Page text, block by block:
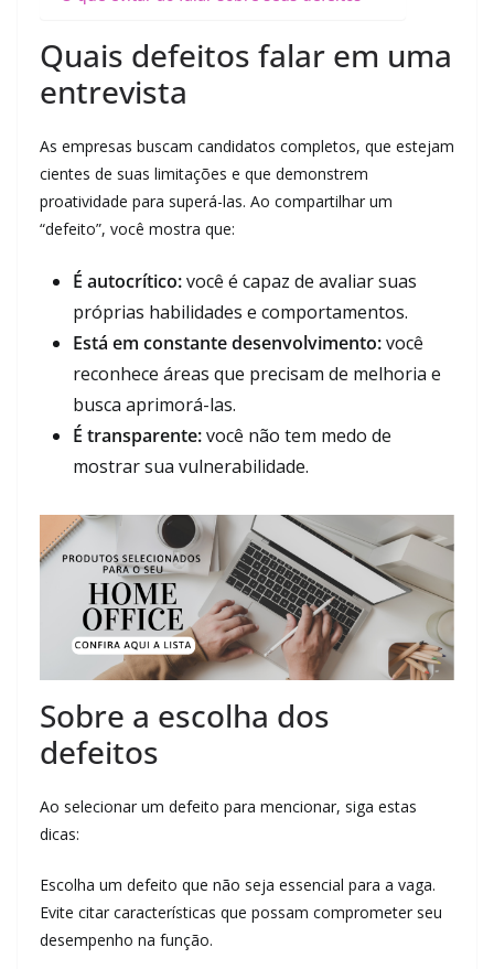
Quais defeitos falar em uma
entrevista
As empresas buscam candidatos completos, que estejam
cientes de suas limitações e que demonstrem
proatividade para superá-las. Ao compartilhar um
“defeito”, você mostra que:
É autocrítico:você é capaz de avaliar suas
próprias habilidades e comportamentos.
Está em constante desenvolvimento:você
reconhece áreas que precisam de melhoria e
busca aprimorá-las.
É transparente:você não tem medo de
mostrar sua vulnerabilidade.
Sobre a escolha dos
defeitos
Ao selecionar um defeito para mencionar, siga estas
dicas:
Escolha um defeito que não seja essencial para a vaga.
Evite citar características que possam comprometer seu
desempenho na função.